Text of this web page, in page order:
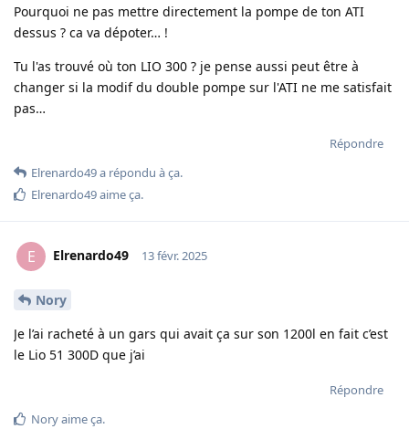
Pourquoi ne pas mettre directement la pompe de ton ATI
dessus ? ca va dépoter… !
Tu l'as trouvé où ton LIO 300 ? je pense aussi peut être à
changer si la modif du double pompe sur l'ATI ne me satisfait
pas…
Répondre
Elrenardo49a répondu à ça.
Elrenardo49aime ça.
E Elrenardo49 13 févr. 2025
Nory
Je l’ai racheté à un gars qui avait ça sur son 1200l en fait c’est
le Lio 51 300D que j’ai
Répondre
Noryaime ça.